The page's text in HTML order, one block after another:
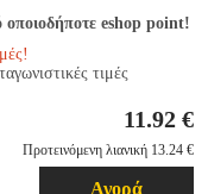
eshop point!
τιμές
11.92 €
Προτεινόμενη λιανική 13.24 €
Αγορά